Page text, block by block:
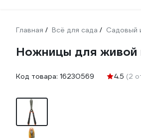
Главная / Всё для сада / Садовый
Ножницы для живой
Код товара: 16230569 4.5 (2